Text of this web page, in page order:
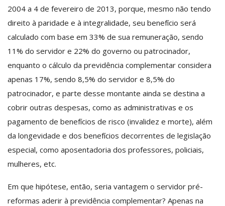
2004 a 4 de fevereiro de 2013, porque, mesmo não tendo
direito à paridade e à integralidade, seu benefício será
calculado com base em 33% de sua remuneração, sendo
11% do servidor e 22% do governo ou patrocinador,
enquanto o cálculo da previdência complementar considera
apenas 17%, sendo 8,5% do servidor e 8,5% do
patrocinador, e parte desse montante ainda se destina a
cobrir outras despesas, como as administrativas e os
pagamento de benefícios de risco (invalidez e morte), além
da longevidade e dos benefícios decorrentes de legislação
especial, como aposentadoria dos professores, policiais,
mulheres, etc.
Em que hipótese, então, seria vantagem o servidor pré-
reformas aderir à previdência complementar? Apenas na